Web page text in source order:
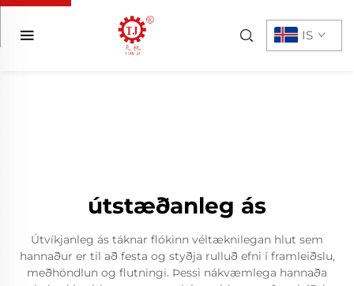
IS
útstæðanleg ás
Útvíkjanleg ás táknar flókinn véltæknilegan hlut sem
hannaður er til að festa og styðja rulluð efni í framleiðslu,
meðhöndlun og flutningi. Þessi nákvæmlega hannaða